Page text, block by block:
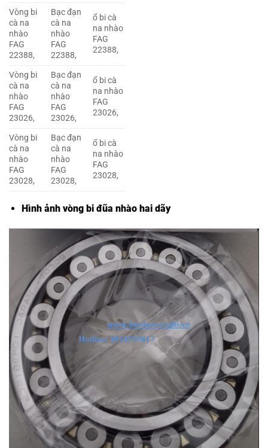
Vòng bi
cà na
nhào
FAG
22388,
Bạc đạn
cà na
nhào
FAG
22388,
ổ bi cà
na nhào
FAG
22388,
Vòng bi
cà na
nhào
FAG
23026,
Bạc đạn
cà na
nhào
FAG
23026,
ổ bi cà
na nhào
FAG
23026,
Vòng bi
cà na
nhào
FAG
23028,
Bạc đạn
cà na
nhào
FAG
23028,
ổ bi cà
na nhào
FAG
23028,
Hình ảnh vòng bi đũa nhào hai dãy